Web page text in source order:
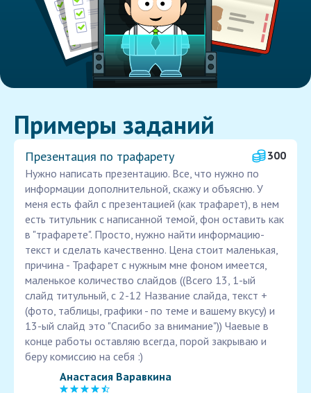
Примеры заданий
Презентация по трафарету
300
Нужно написать презентацию. Все, что нужно по
информации дополнительной, скажу и объясню. У
меня есть файл с презентацией (как трафарет), в нем
есть титульник с написанной темой, фон оставить как
в "трафарете". Просто, нужно найти информацию-
текст и сделать качественно. Цена стоит маленькая,
причина - Трафарет с нужным мне фоном имеется,
маленькое количество слайдов ((Всего 13, 1-ый
слайд титульный, с 2-12 Название слайда, текст +
(фото, таблицы, графики - по теме и вашему вкусу) и
13-ый слайд это "Спасибо за внимание")) Чаевые в
конце работы оставляю всегда, порой закрываю и
беру комиссию на себя :)
Анастасия Варавкина